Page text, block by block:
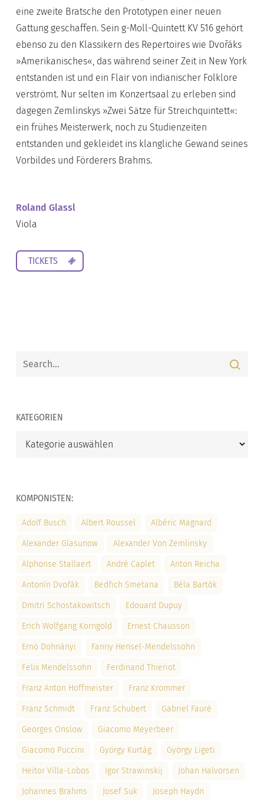
eine zweite Bratsche den Prototypen einer neuen
Gattung geschaffen. Sein g-Moll-Quintett KV 516 gehört
ebenso zu den Klassikern des Repertoires wie Dvořáks
»Amerikanisches«, das während seiner Zeit in New York
entstanden ist und ein Flair von indianischer Folklore
verströmt. Nur selten im Konzertsaal zu erleben sind
dagegen Zemlinskys »Zwei Sätze für Streichquintett«:
ein frühes Meisterwerk, noch zu Studienzeiten
entstanden und gekleidet ins klangliche Gewand seines
Vorbildes und Förderers Brahms.
Roland Glassl
Viola
TICKETS
KATEGORIEN
KOMPONISTEN:
Adolf Busch Albert Roussel Albéric Magnard
Alexander Glasunow Alexander Von Zemlinsky
Alphonse Stallaert André Caplet Anton Reicha
Antonín Dvořák Bedřich Smetana Béla Bartók
Dmitri Schostakowitsch Edouard Dupuy
Erich Wolfgang Korngold Ernest Chausson
Ernö Dohnányi Fanny Hensel-Mendelssohn
Felix Mendelssohn Ferdinand Thieriot
Franz Anton Hoffmeister Franz Krommer
Franz Schmidt Franz Schubert Gabriel Fauré
Georges Onslow Giacomo Meyerbeer
Giacomo Puccini György Kurtág György Ligeti
Heitor Villa-Lobos Igor Strawinskij Johan Halvorsen
Johannes Brahms Josef Suk Joseph Haydn